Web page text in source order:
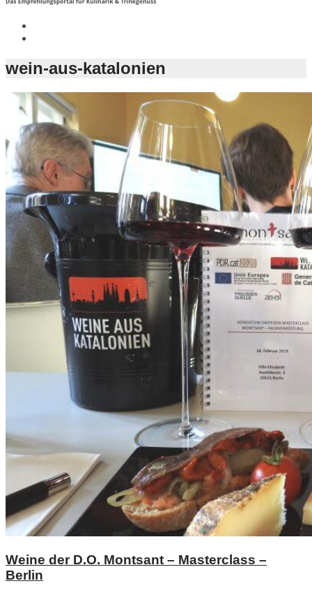
wein-aus-katalonien
Weine der D.O. Montsant – Masterclass –
Berlin